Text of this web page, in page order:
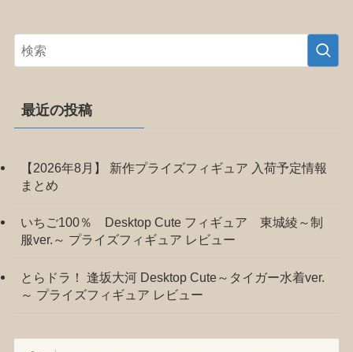
最近の投稿
【2026年8月】 新作プライズフィギュア 入荷予定情報
まとめ
いちご100％ Desktop Cute フィギュア 東城綾～制
服ver.～ プライズフィギュア レビュー
とらドラ！ 逢坂大河 Desktop Cute～タイガー水着ver.
～ プライズフィギュア レビュー